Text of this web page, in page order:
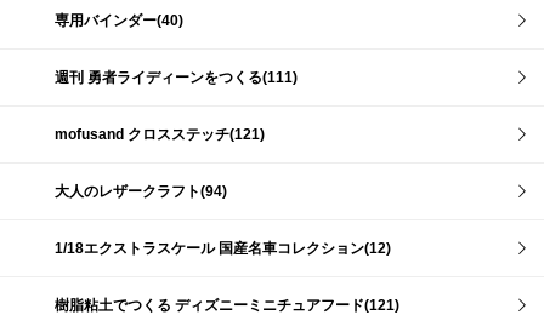
専用バインダー(40)
週刊 勇者ライディーンをつくる(111)
mofusand クロスステッチ(121)
大人のレザークラフト(94)
1/18エクストラスケール 国産名車コレクション(12)
樹脂粘土でつくる ディズニーミニチュアフード(121)